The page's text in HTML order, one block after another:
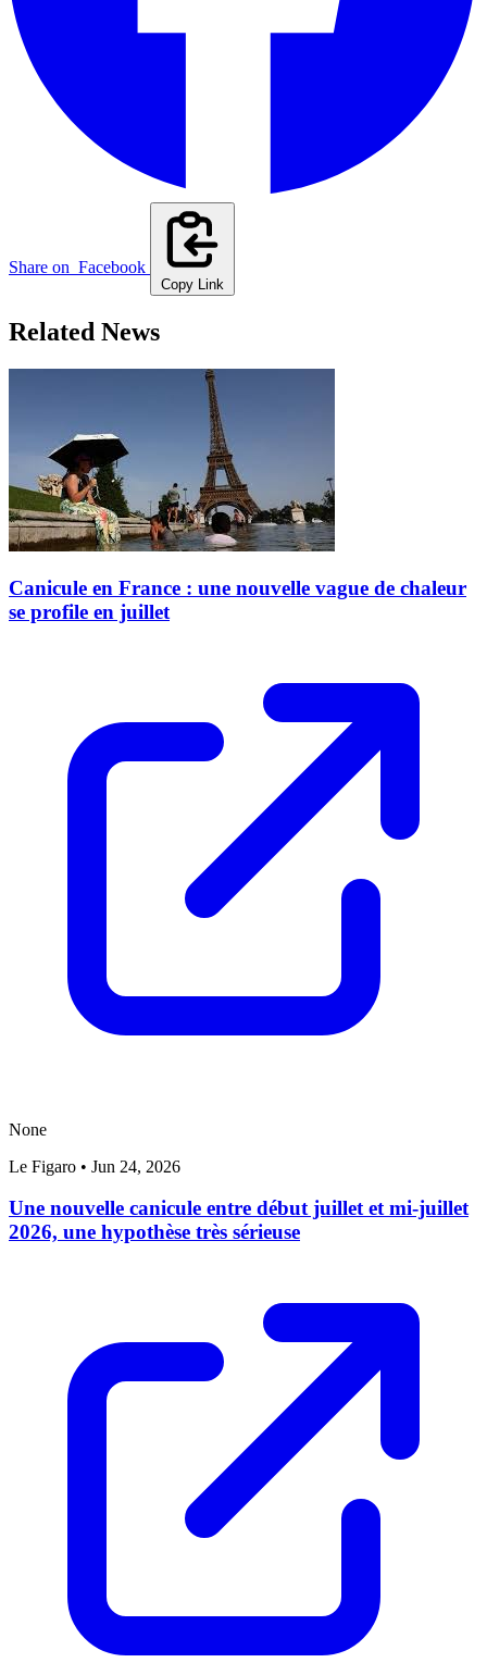
Share on Facebook
Copy Link
Related News
Canicule en France : une nouvelle vague de chaleur
se profile en juillet
None
Le Figaro • Jun 24, 2026
Une nouvelle canicule entre début juillet et mi-juillet
2026, une hypothèse très sérieuse